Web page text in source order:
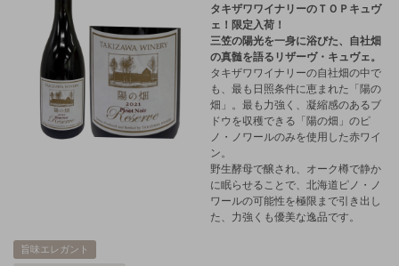
タキザワワイナリーのＴＯＰキュヴ
ェ！限定入荷！
三笠の陽光を一身に浴びた、自社畑
の真髄を語るリザーヴ・キュヴェ。
タキザワワイナリーの自社畑の中で
も、最も日照条件に恵まれた「陽の
畑」。 最も力強く、凝縮感のあるブ
ドウを収穫できる「陽の畑」のピ
ノ・ノワールのみを使用した赤ワイ
ン。
野生酵母で醸され、オーク樽で静か
に眠らせることで、北海道ピノ・ノ
ワールの可能性を極限まで引き出し
た、力強くも優美な逸品です。
旨味エレガント